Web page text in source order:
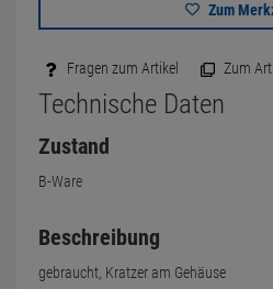
Zum
Fragen zum Artikel Zum
Technische Daten
Zustand
B-Ware
Beschreibung
gebraucht, Kratzer am Gehäuse